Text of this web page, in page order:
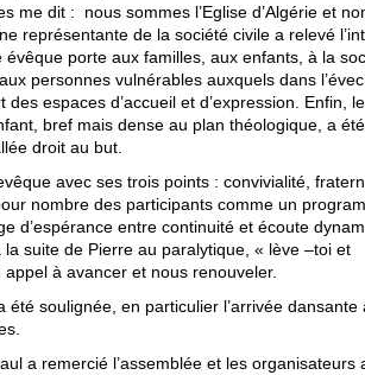
me dit : nous sommes l’Eglise d’Algérie et
représentante de la société civile a relevé
évêque porte aux familles, aux enfants, à la
personnes vulnérables auxquels dans
des espaces d’accueil et d’expression. Enfin, le
bref mais dense au plan théologique, a
droit au but.
avec ses trois points : convivialité,
nombre des participants comme un
d’espérance entre continuité et écoute
la suite de Pierre au paralytique, « lève –toi et
à avancer et nous renouveler.
été soulignée, en particulier l’arrivée dansante
a remercié l’assemblée et les organisateurs